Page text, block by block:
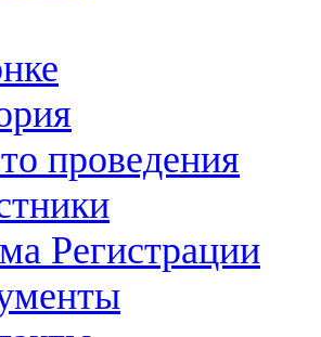
проведения
Регистрации